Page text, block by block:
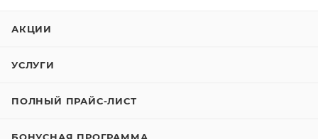
АКЦИИ
УСЛУГИ
ПОЛНЫЙ ПРАЙС-ЛИСТ